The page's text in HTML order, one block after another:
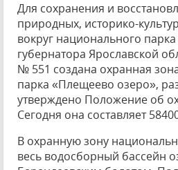
Для сохранения и
природных, историко-
вокруг национального
губернатора Ярославской
№ 551 создана охранная
парка «Плещеево озеро»,
утверждено Положение об
Сегодня она составляет
В охранную зону
весь водосборный бассейн